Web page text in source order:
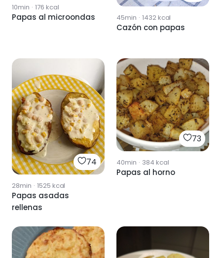
10min · 176 kcal
Papas al microondas 45min · 1432kcal
Cazón con papas
74
28min · 1525 kcal
Papas asadas
rellenas
73
40min · 384 kcal
Papas al horno